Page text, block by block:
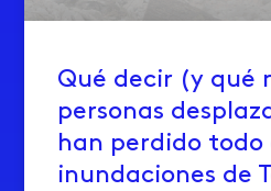
Qué decir (y qué
personas
han perdido todo
inundaciones de